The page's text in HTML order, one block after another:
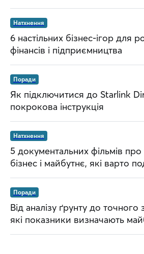
Натхнення
6 настільних бізнес-ігор для
фінансів і підприємництва
Поради
Як підключитися до Starlink
покрокова інструкція
Натхнення
5 документальних фільмів про
бізнес і майбутнє, які варто
Поради
Від аналізу ґрунту до
які показники визначають